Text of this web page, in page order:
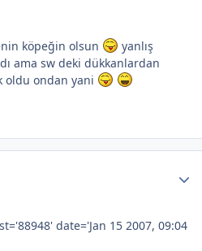
köpeğin olsun
yanlış
ama sw deki dükkanlardan
oldu ondan yani
date='Jan 15 2007, 09:04